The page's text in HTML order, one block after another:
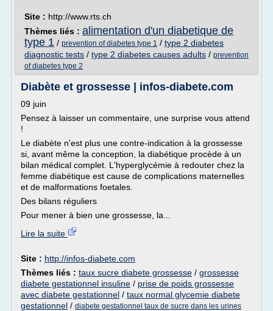
Site : http://www.rts.ch
Thèmes liés : alimentation d'un diabetique de
type 1 / prevention of diabetes type 1 / type 2 diabetes
diagnostic tests / type 2 diabetes causes adults / prevention
of diabetes type 2
Diabète et grossesse | infos-diabete.com
09 juin
Pensez à laisser un commentaire, une surprise vous attend
!
Le diabète n'est plus une contre-indication à la grossesse
si, avant même la conception, la diabétique procède à un
bilan médical complet. L'hyperglycémie à redouter chez la
femme diabétique est cause de complications maternelles
et de malformations foetales.
Des bilans réguliers
Pour mener à bien une grossesse, la...
Lire la suite
Site : http://infos-diabete.com
Thèmes liés : taux sucre diabete grossesse / grossesse
diabete gestationnel insuline / prise de poids grossesse
avec diabete gestationnel / taux normal glycemie diabete
gestationnel / diabete gestationnel taux de sucre dans les urines